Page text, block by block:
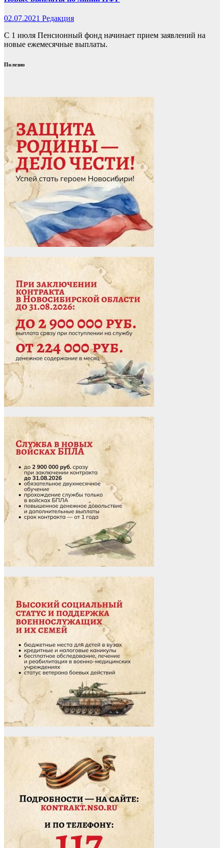
02.07.2021 Редакция
С 1 июля Пенсионный фонд начинает прием заявлений на
новые ежемесячные выплаты.
Полезно